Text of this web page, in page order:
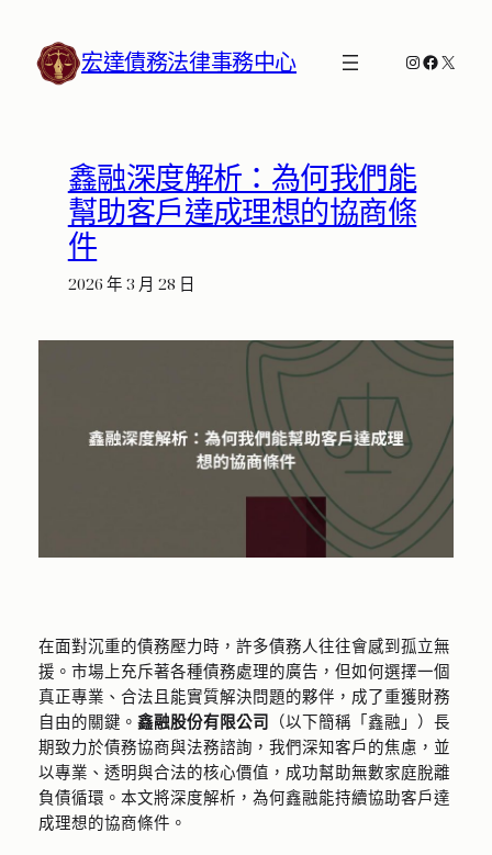
宏達債務法律事務中心 Instagram
X
鑫融深度解析：為何我們能
幫助客戶達成理想的協商條
件
2026 年 3 月 28 日
在面對沉重的債務壓力時，許多債務人往往會感到孤立無
援。市場上充斥著各種債務處理的廣告，但如何選擇一個
真正專業、合法且能實質解決問題的夥伴，成了重獲財務
自由的關鍵。 鑫融股份有限公司 （以下簡稱「鑫融」）長
期致力於債務協商與法務諮詢，我們深知客戶的焦慮，並
以專業、透明與合法的核心價值，成功幫助無數家庭脫離
負債循環。本文將深度解析，為何鑫融能持續協助客戶達
成理想的協商條件。